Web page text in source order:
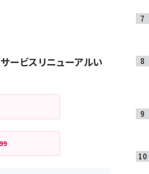
ービスリニューアルい